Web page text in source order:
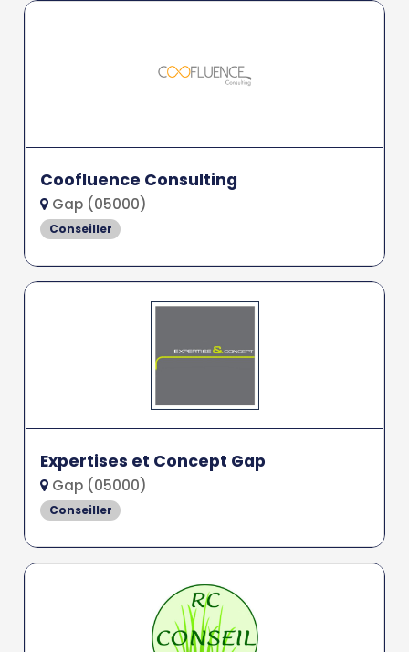
Coofluence Consulting
Gap (05000)
Conseiller
Expertises et Concept Gap
Gap (05000)
Conseiller